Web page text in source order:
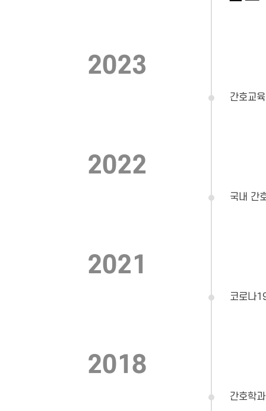
2023
간호교
2022
국내 간
2021
코로나
2018
간호학